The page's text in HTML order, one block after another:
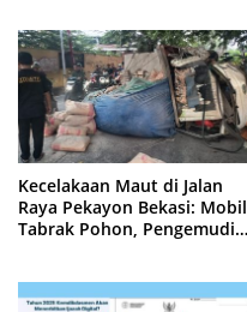
Kecelakaan Maut di Jalan
Raya Pekayon Bekasi: Mobil
Tabrak Pohon, Pengemudi